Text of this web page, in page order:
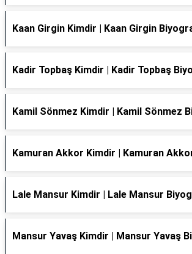
Kaan Girgin Kimdir | Kaan Girgin
Kadir Topbaş Kimdir | Kadir Topbaş
Kamil Sönmez Kimdir | Kamil Sönmez
Kamuran Akkor Kimdir | Kamuran
Lale Mansur Kimdir | Lale Mansur
Mansur Yavaş Kimdir | Mansur Yavaş